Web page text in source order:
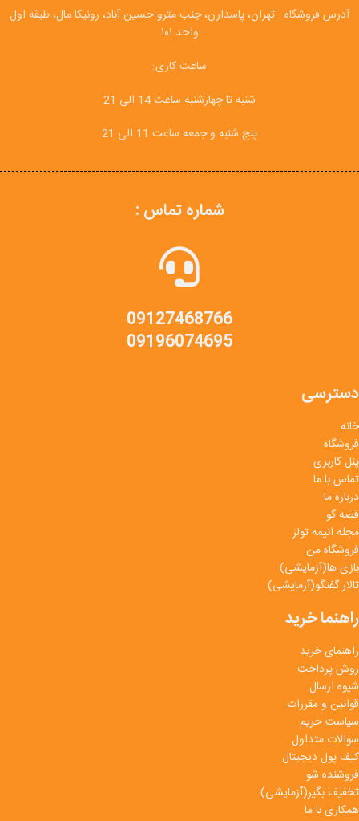
آدرس فروشگاه : تهران، پاسدارن، جنب مترو حسین آباد، رونیکا مال، طبقه اول
واحد ۱۰۱
ساعت کاری:
شنبه تا چهارشنبه ساعت 14 الی 21
پنج شنبه و جمعه ساعت 11 الی 21
شماره تماس :
09127468766
09196074695
دسترسی
خانه
فروشگاه
پنل کاربری
تماس با ما
درباره ما
قصه گو
مجله انیمه تولز
فروشگاه من
بازی ها(آزمایشی)
تالار گفتگو(آزمایشی)
راهنما خرید
راهنمای خرید
روش پرداخت
شیوه ارسال
قوانین و مقررات
سیاست حریم
سوالات متداول
کیف پول دیجیتال
فروشنده شو
تخفیف بگیر(آزمایشی)
همکاری با ما